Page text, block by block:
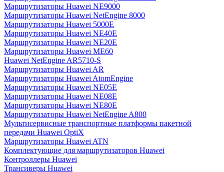
Маршрутизаторы Huawei NE9000
Маршрутизаторы Huawei NetEngine 8000
Маршрутизаторы Huawei 5000E
Маршрутизаторы Huawei NE40E
Маршрутизаторы Huawei NE20E
Маршрутизаторы Huawei ME60
Huawei NetEngine AR5710-S
Маршрутизаторы Huawei AR
Маршрутизаторы Huawei AtomEngine
Маршрутизаторы Huawei NE05E
Маршрутизаторы Huawei NE08E
Маршрутизаторы Huawei NE80E
Маршрутизаторы Huawei NetEngine A800
Мультисервисные транспортные платформы пакетной
передачи Huawei OptiX
Маршрутизаторы Huawei ATN
Комплектующие для маршрутизаторов Huawei
Контроллеры Huawei
Трансиверы Huawei